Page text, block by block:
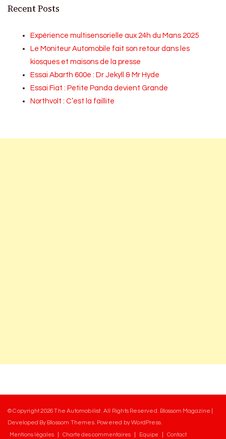
Recent Posts
Expérience multisensorielle aux 24h du Mans 2025
Le Moniteur Automobile fait son retour dans les
kiosques et maisons de la presse
Essai Abarth 600e : Dr Jekyll & Mr Hyde
Essai Fiat : Petite Panda devient Grande
Northvolt : C’est la faillite
© Copyright 2026The Automobilist. All Rights Reserved. Blossom Magazine |
Developed By Blossom Themes. Powered byWordPress
Mentions légales Charte des commentaires Equipe Contact